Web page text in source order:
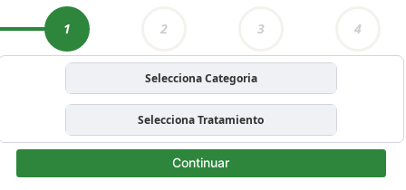
1 2 3 4
Selecciona Categoria
Selecciona Tratamiento
Continuar